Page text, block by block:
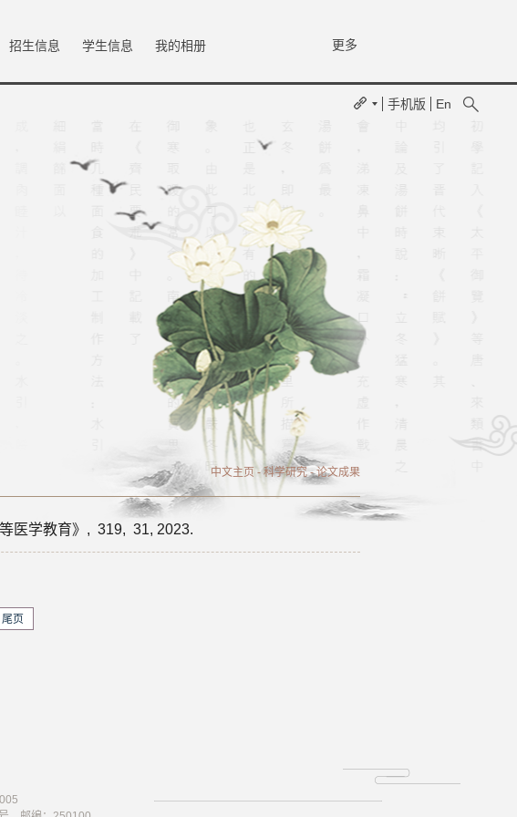
招生信息 学生信息 我的相册 更多
手机版 En
中文主页 -科学研究-论文成果
医学教育》, 319, 31, 2023.
尾页